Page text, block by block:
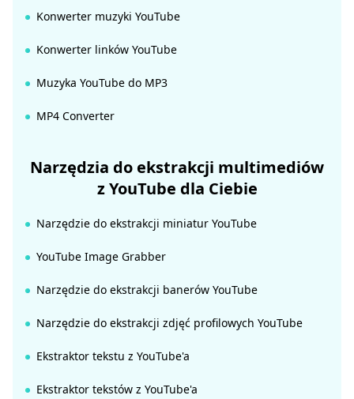
Konwerter muzyki YouTube
Konwerter linków YouTube
Muzyka YouTube do MP3
MP4 Converter
Narzędzia do ekstrakcji multimediów
z YouTube dla Ciebie
Narzędzie do ekstrakcji miniatur YouTube
YouTube Image Grabber
Narzędzie do ekstrakcji banerów YouTube
Narzędzie do ekstrakcji zdjęć profilowych YouTube
Ekstraktor tekstu z YouTube'a
Ekstraktor tekstów z YouTube'a